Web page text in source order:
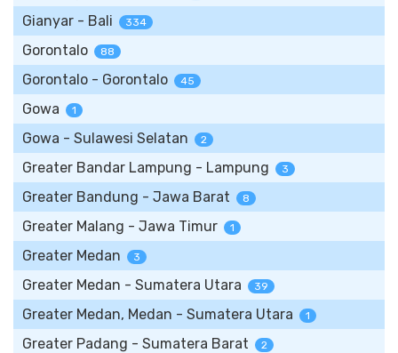
Gianyar - Bali 334
Gorontalo 88
Gorontalo - Gorontalo 45
Gowa 1
Gowa - Sulawesi Selatan 2
Greater Bandar Lampung - Lampung 3
Greater Bandung - Jawa Barat 8
Greater Malang - Jawa Timur 1
Greater Medan 3
Greater Medan - Sumatera Utara 39
Greater Medan, Medan - Sumatera Utara 1
Greater Padang - Sumatera Barat 2